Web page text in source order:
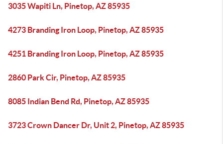
3035 Wapiti Ln, Pinetop, AZ 85935
4273 Branding Iron Loop, Pinetop, AZ 85935
4251 Branding Iron Loop, Pinetop, AZ 85935
2860 Park Cir, Pinetop, AZ 85935
8085 Indian Bend Rd, Pinetop, AZ 85935
3723 Crown Dancer Dr, Unit 2, Pinetop, AZ 85935